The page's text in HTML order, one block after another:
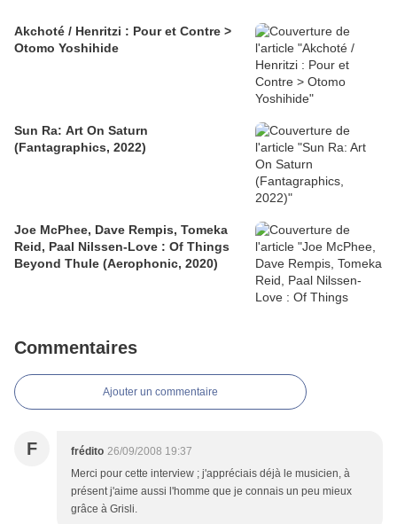
Akchoté / Henritzi : Pour et Contre >
Otomo Yoshihide
Sun Ra: Art On Saturn
(Fantagraphics, 2022)
Joe McPhee, Dave Rempis, Tomeka
Reid, Paal Nilssen-Love : Of Things
Beyond Thule (Aerophonic, 2020)
Commentaires
Ajouter un commentaire
F frédito 26/09/2008 19:37
Merci pour cette interview ; j'appréciais déjà le musicien, à
présent j'aime aussi l'homme que je connais un peu mieux
grâce à Grisli.